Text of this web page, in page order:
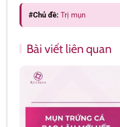
#Chủ đề: Trị mụn
Bài viết liên quan